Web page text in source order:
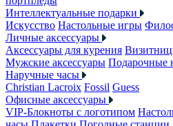
Интеллектуальные подарки
Искусство Настольные игры
Личные аксессуары
Аксессуары для курения
Мужские аксессуары Подарочные
Наручные часы
Christian Lacroix Fossil Guess
Офисные аксессуары
VIP-Блокноты с логотипом